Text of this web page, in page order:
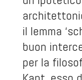
il lemma
buon
per la